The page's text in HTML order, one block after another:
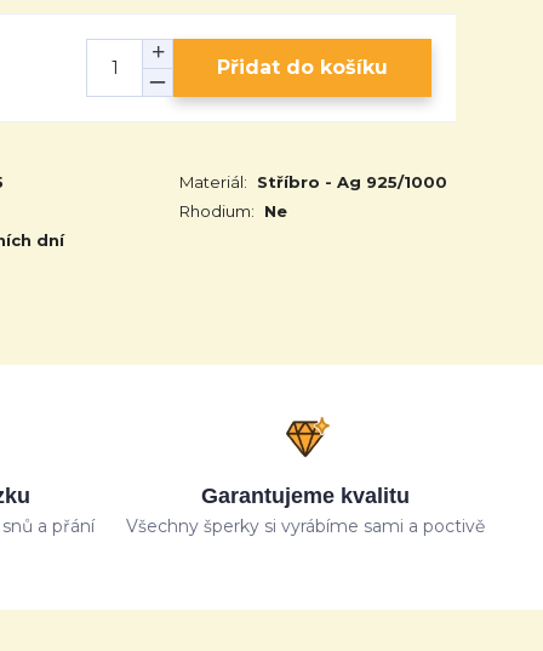
Přidat do košíku
Materiál:
Stříbro - Ag 925/1000
Rhodium:
Ne
dní
a přání
Garantujeme kvalitu
Všechny šperky si vyrábíme sami a poctivě